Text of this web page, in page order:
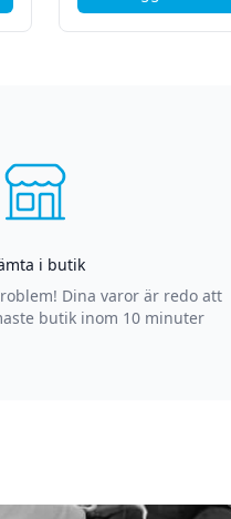
i butik
Dina varor är redo att
butik inom 10 minuter